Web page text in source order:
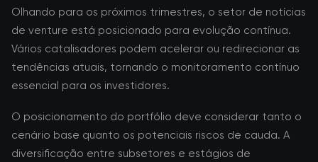
Olhando para os próximos trimestres, o setor de notícias
de venture está posicionado para evolução contínua.
Vários catalisadores podem acelerar ou redirecionar as
tendências atuais, tornando o monitoramento contínuo
essencial para os investidores.
O posicionamento do portfólio deve considerar tanto o
cenário base quanto os potenciais riscos de cauda. A
diversificação entre subsetores e estágios de